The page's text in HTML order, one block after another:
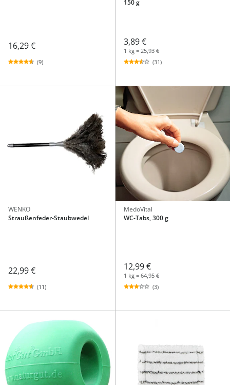
16,29 €
(9)
150 g
3,89 €
1 kg = 25,93 €
(31)
WENKO
Straußenfeder-Staubwedel
22,99 €
(11)
MedoVital
WC-Tabs, 300 g
12,99 €
1 kg = 64,95 €
(3)